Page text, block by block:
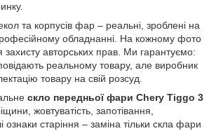
та корпусів фар – реальні, зроблені на
обладнанні. На кожному фото
захисту авторських прав. Ми гарантуємо:
реальному товару, але виробник
товару на свій розсуд.
скло передньої фари Chery Tiggo 3
жовтуватість, запотівання,
ознаки старіння – заміна тільки скла фари